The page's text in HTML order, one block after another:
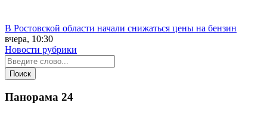
В Ростовской области начали снижаться цены на бензин
вчера, 10:30
Новости рубрики
Панорама 24